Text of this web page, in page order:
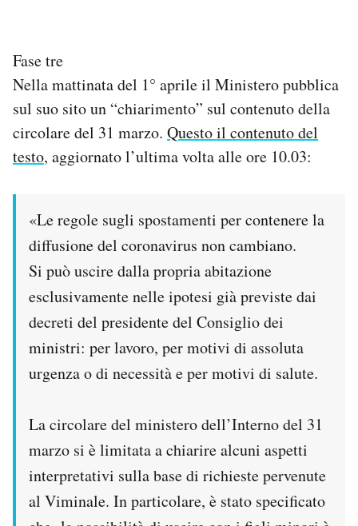
Fase tre
Nella mattinata del 1° aprile il Ministero pubblica
sul suo sito un “chiarimento” sul contenuto della
circolare del 31 marzo. Questo il contenuto del
testo, aggiornato l’ultima volta alle ore 10.03:
«Le regole sugli spostamenti per contenere la
diffusione del coronavirus non cambiano.
Si può uscire dalla propria abitazione
esclusivamente nelle ipotesi già previste dai
decreti del presidente del Consiglio dei
ministri: per lavoro, per motivi di assoluta
urgenza o di necessità e per motivi di salute.
La circolare del ministero dell’Interno del 31
marzo si è limitata a chiarire alcuni aspetti
interpretativi sulla base di richieste pervenute
al Viminale. In particolare, è stato specificato